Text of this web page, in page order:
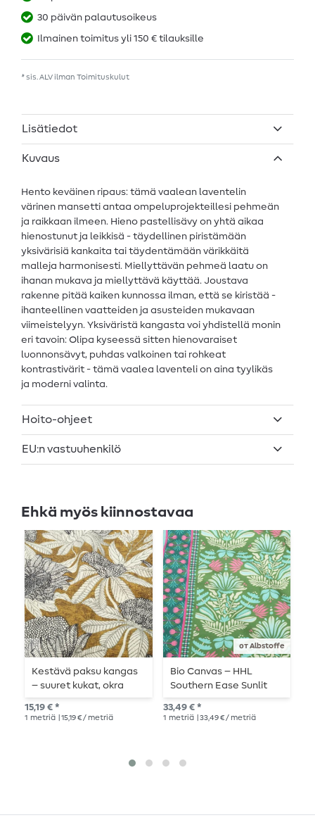
30 päivän palautusoikeus
Ilmainen toimitus yli 150 € tilauksille
* sis. ALV ilman Toimituskulut
Lisätiedot
Kuvaus
Hento keväinen ripaus: tämä vaalean laventelin
värinen mansetti antaa ompeluprojekteillesi pehmeän
ja raikkaan ilmeen. Hieno pastellisävy on yhtä aikaa
hienostunut ja leikkisä - täydellinen piristämään
yksivärisiä kankaita tai täydentämään värikkäitä
malleja harmonisesti. Miellyttävän pehmeä laatu on
ihanan mukava ja miellyttävä käyttää. Joustava
rakenne pitää kaiken kunnossa ilman, että se kiristää -
ihanteellinen vaatteiden ja asusteiden mukavaan
viimeistelyyn. Yksiväristä kangasta voi yhdistellä monin
eri tavoin: Olipa kyseessä sitten hienovaraiset
luonnonsävyt, puhdas valkoinen tai rohkeat
kontrastivärit - tämä vaalea laventeli on aina tyylikäs
ja moderni valinta.
Hoito-ohjeet
EU:n vastuuhenkilö
Ehkä myös kiinnostavaa
Kestävä paksu kangas
– suuret kukat, okra
15,19 € *
1 metriä | 15,19 € / metriä
от Albstoffe
Bio Canvas – HHL
Southern Ease Sunlit
Botanica vihreä
33,49 € *
1 metriä | 33,49 € / metriä